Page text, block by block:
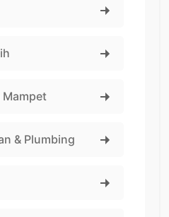
Mampet
& Plumbing